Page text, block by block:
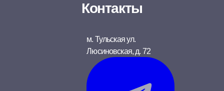
Контакты
м. Тульскаяул.
Люсиновская, д. 72